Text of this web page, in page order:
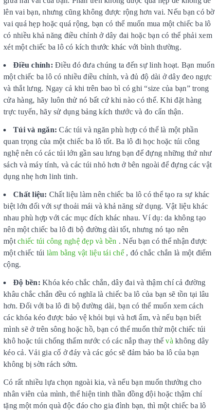
lên vai bạn, nhưng cũng không được rộng hơn vai. Nếu bạn có bờ
vai quá hẹp hoặc quá rộng, bạn có thể muốn mua một chiếc ba lô
có nhiều khả năng điều chỉnh ở dây đai hoặc bạn có thể phải xem
xét một chiếc ba lô có kích thước khác với bình thường.
Điều chỉnh: Điều đó đưa chúng ta đến sự linh hoạt. Bạn muốn
một chiếc ba lô có nhiều điều chỉnh, và đủ độ dài ở dây đeo ngực
và thắt lưng. Ngay cả khi trên bao bì có ghi “size của bạn” trong
cửa hàng, hãy luôn thử nó bất cứ khi nào có thể. Khi đặt hàng
trực tuyến, hãy sử dụng bảng kích thước và đo cẩn thận.
Túi và ngăn: Các túi và ngăn phù hợp có thể là một phần
quan trọng của một chiếc ba lô tốt. Ba lô đi học hoặc túi công
nghệ nên có các túi lớn gần sau lưng bạn để đựng những thứ như
sách và máy tính, và các túi nhỏ hơn ở bên ngoài để đựng các vật
dụng nhẹ hơn linh tinh.
Chất liệu: Chất liệu làm nên chiếc ba lô có thể tạo ra sự khác
biệt lớn đối với sự thoải mái và khả năng sử dụng. Vật liệu khác
nhau phù hợp với các mục đích khác nhau. Ví dụ: da không tạo
nên một chiếc ba lô đi bộ đường dài tốt, nhưng nó tạo nên
một chiếc túi công nghệ đẹp và bền . Nếu bạn có thể nhận được
một chiếc túi làm bằng vật liệu tái chế, đó chắc chắn là một điểm
cộng.
Độ bền: Khóa kéo chắc chắn, dây đai và thậm chí cả đường
khâu chắc chắn đều có nghĩa là chiếc ba lô của bạn sẽ tồn tại lâu
hơn. Đối với ba lô đi bộ đường dài, bạn có thể muốn xem cách
các khóa kéo được bảo vệ khỏi bụi và hơi ẩm, và nếu bạn biết
mình sẽ ở trên sông hoặc hồ, bạn có thể muốn thử một chiếc túi
khô hoặc túi chống thấm nước có các nắp thay thếvà không dây
kéo cả. Vải gia cố ở đáy và các góc sẽ đảm bảo ba lô của bạn
không bị sờn rách sớm.
Có rất nhiều lựa chọn ngoài kia, và nếu bạn muốn thưởng cho
nhân viên của mình, thể hiện tinh thần đồng đội hoặc thậm chí
tặng một món quà độc đáo cho gia đình bạn, thì một chiếc ba lô